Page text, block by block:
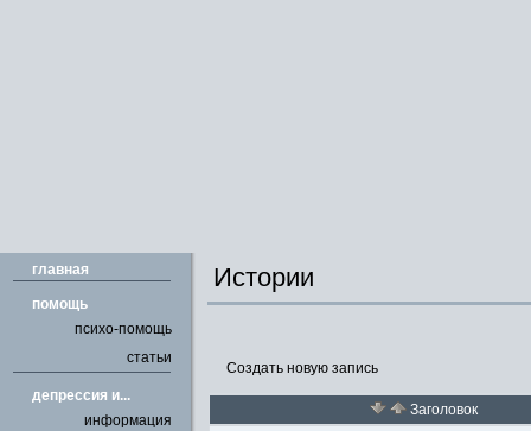
главная
помощь
психо-помощь
статьи
депрессия и...
информация
Истории
Создать новую запись
Заголовок